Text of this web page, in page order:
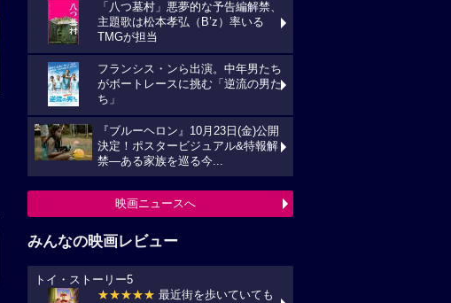
「八つ墓村」悪夢的な予告編解禁、
主題歌は松本孝弘（B’z）率いる
TMGが担当
フランシス・ンら出演。中年男たち
がボートレースに挑む「逆流の男た
ち」
『ブルーヘロン』10月23日(金)公開
決定！ポスタービジュアル&特報解
禁―ある家族を巡る今...
映画ニュースへ
みんなの映画レビュー
トイ・ストーリー5
★★★★★ 最近街を歩いていても